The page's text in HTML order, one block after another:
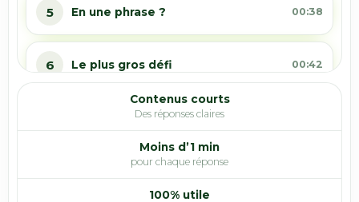
5 En une phrase ? 00:38
6 Le plus gros défi 00:42
Le moment où ça fonctionne
Le détail qui change tout
Contenus courts
Des réponses claires
Moins d’1 min
pour chaque réponse
100% utile